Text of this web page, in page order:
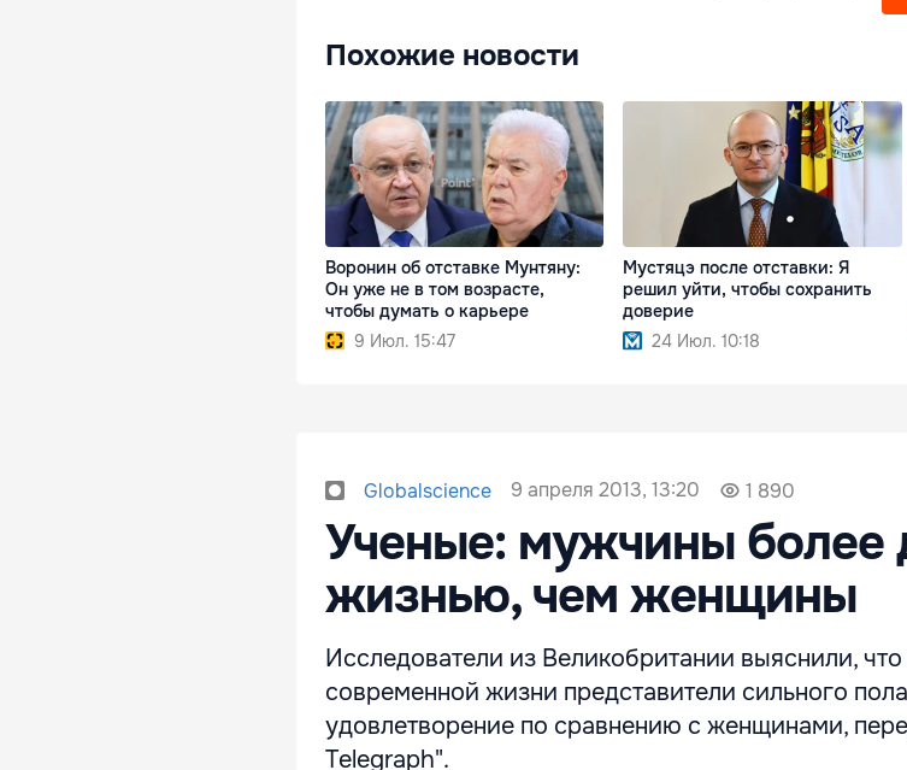
Похожие новости
Воронин об отставке Мунтяну:
Он уже не в том возрасте,
чтобы думать о карьере
9 Июл. 15:47
Мустяцэ после отставки: Я
решил уйти, чтобы сохранить
доверие
24 Июл. 10:18
Globalscience 9 апреля 2013, 13:20 1 890
Ученые: мужчины более
жизнью, чем женщины
Исследователи из Великобритании выяснили,
современной жизни представители сильного
удовлетворение по сравнению с женщинами,
Telegraph".